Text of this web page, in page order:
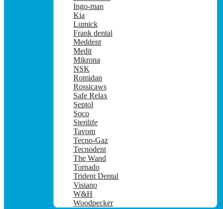
Ingo-man
Kia
Lumick
Frank dental
Meddent
Medit
Mikrona
NSK
Romidan
Rossicaws
Safe Relax
Septol
Soco
Sterilife
Tavom
Tecno-Gaz
Tecnodent
The Wand
Tornado
Trident Dental
Visiano
W&H
Woodpecker